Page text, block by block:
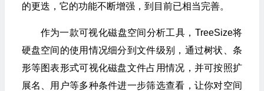
的更迭，它的功能不断增强，到目前已相当完善。
作为一款可视化磁盘空间分析工具，TreeSize将
硬盘空间的使用情况细分到文件级别，通过树状、条
形等图表形式可视化磁盘文件占用情况，并可按照扩
展名、用户等多种条件进一步筛选查看，让你对空间